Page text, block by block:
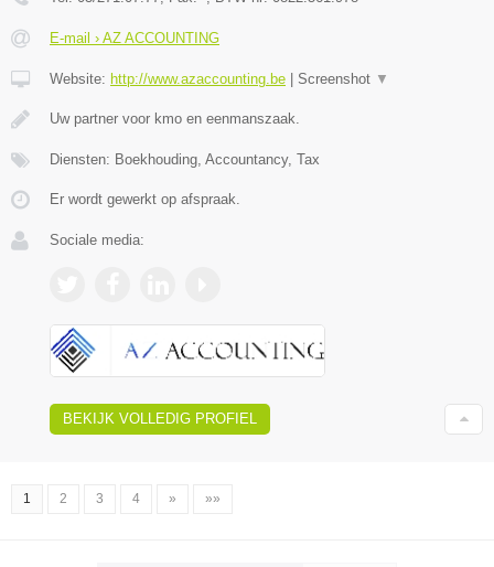
E-mail › AZ ACCOUNTING
Website: http://www.azaccounting.be | Screenshot ▼
Uw partner voor kmo en eenmanszaak.
Diensten: Boekhouding, Accountancy, Tax
Er wordt gewerkt op afspraak.
Sociale media:
BEKIJK VOLLEDIG PROFIEL
1 2 3 4 » »»